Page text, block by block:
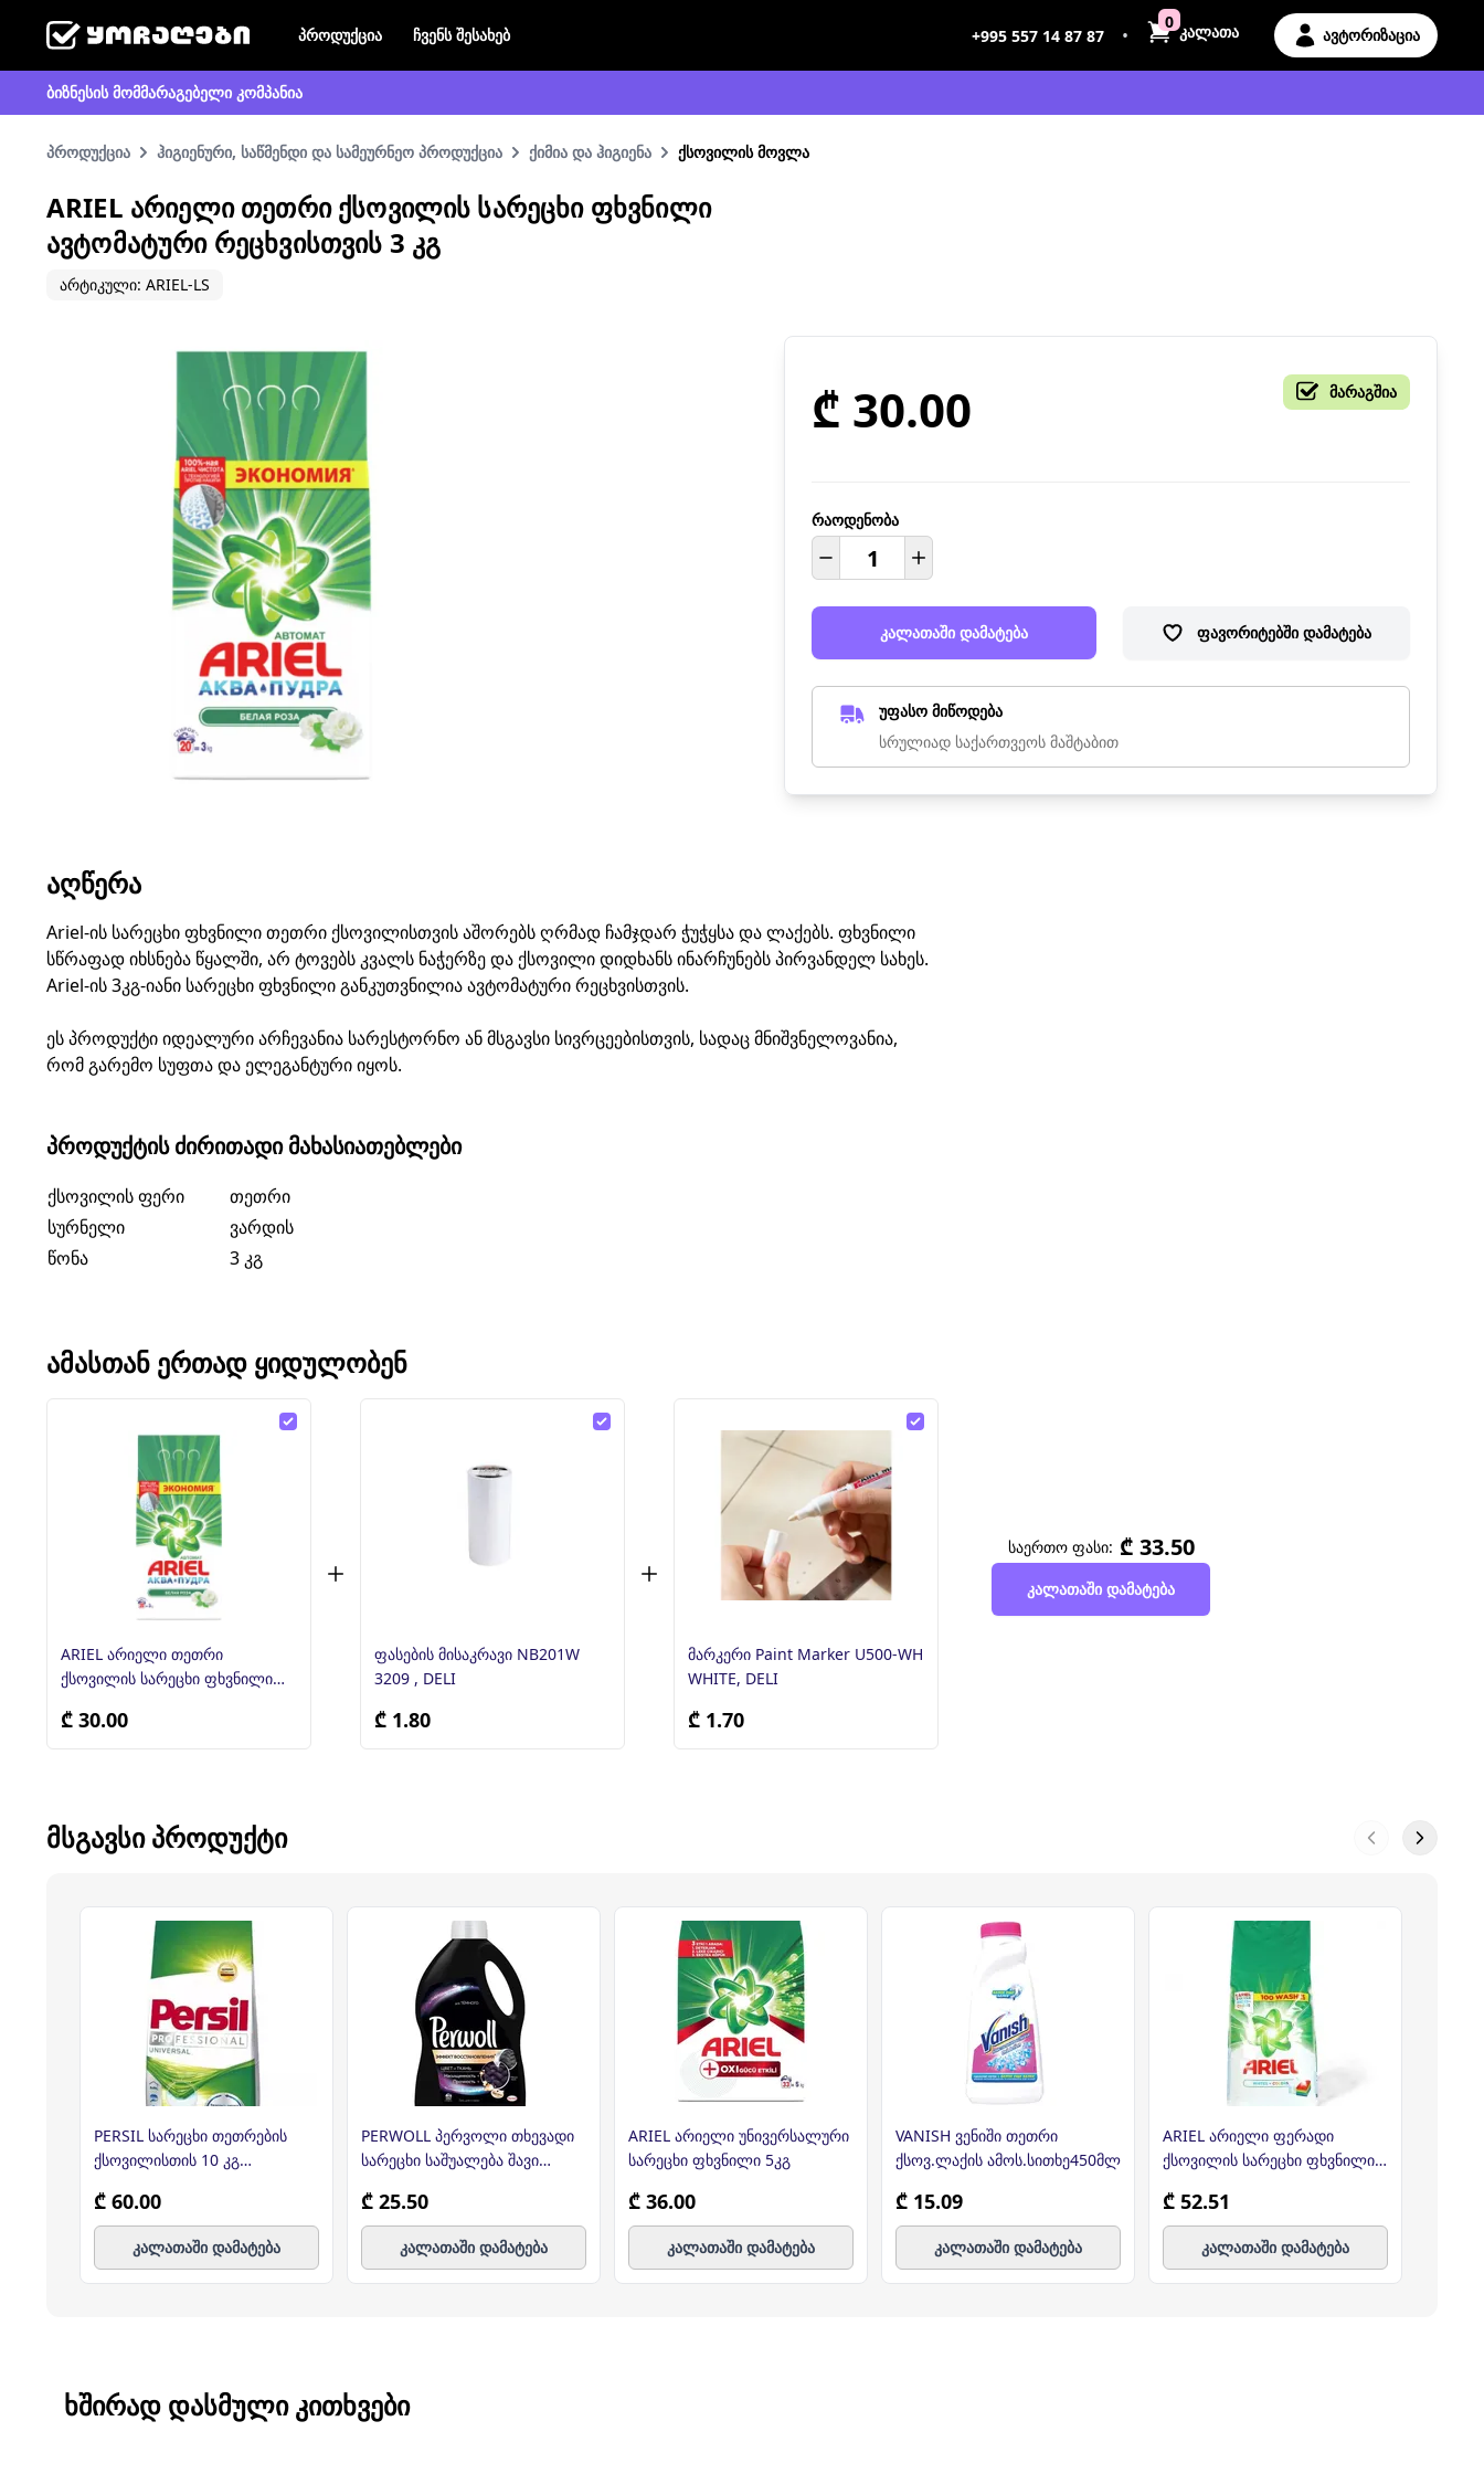
პროდუქცია ჩვენს შესახებ +995 557 14 87 87 •
0 კალათა ავტორიზაცია
ბიზნესის მომმარაგებელი კომპანია
პროდუქცია ჰიგიენური, საწმენდი და სამეურნეო პროდუქცია ქიმია და ჰიგიენა ქსოვილის მოვლა
ARIEL ᲐᲠᲘᲔᲚᲘ ᲗᲔᲗᲠᲘ ᲥᲡᲝᲕᲘᲚᲘᲡ ᲡᲐᲠᲔᲪᲮᲘ ᲤᲮᲕᲜᲘᲚᲘ
ᲐᲕᲢᲝᲛᲐᲢᲣᲠᲘ ᲠᲔᲪᲮᲕᲘᲡᲗᲕᲘᲡ 3 ᲙᲒ
არტიკული: ARIEL-LS
₾ 30.00 მარაგშია
რაოდენობა
კალათაში დამატება ფავორიტებში დამატება
უფასო მიწოდება
სრულიად საქართვეოს მაშტაბით
ᲐᲦᲬᲔᲠᲐ
Ariel-ის სარეცხი ფხვნილი თეთრი ქსოვილისთვის აშორებს ღრმად ჩამჯდარ ჭუჭყსა და ლაქებს. ფხვნილი
სწრაფად იხსნება წყალში, არ ტოვებს კვალს ნაჭერზე და ქსოვილი დიდხანს ინარჩუნებს პირვანდელ სახეს.
Ariel-ის 3კგ-იანი სარეცხი ფხვნილი განკუთვნილია ავტომატური რეცხვისთვის.
ეს პროდუქტი იდეალური არჩევანია სარესტორნო ან მსგავსი სივრცეებისთვის, სადაც მნიშვნელოვანია,
რომ გარემო სუფთა და ელეგანტური იყოს.
ᲞᲠᲝᲓᲣᲥᲢᲘᲡ ᲫᲘᲠᲘᲗᲐᲓᲘ ᲛᲐᲮᲐᲡᲘᲐᲗᲔᲑᲚᲔᲑᲘ
ქსოვილის ფერი
თეთრი
სურნელი
ვარდის
წონა
3 კგ
ᲐᲛᲐᲡᲗᲐᲜ ᲔᲠᲗᲐᲓ ᲧᲘᲓᲣᲚᲝᲑᲔᲜ
ARIEL არიელი თეთრი
ქსოვილის სარეცხი ფხვნილი
₾ 30.00
ფასების მისაკრავი NB201W
3209 , DELI
₾ 1.80
მარკერი Paint Marker U500-WH
WHITE, DELI
₾ 1.70
საერთო ფასი: ₾ 33.50
კალათაში დამატება
ᲛᲡᲒᲐᲕᲡᲘ ᲞᲠᲝᲓᲣᲥᲢᲘ
PERSIL სარეცხი თეთრების
ქსოვილისთის 10 კგ
₾ 60.00
კალათაში დამატება
PERWOLL პერვოლი თხევადი
სარეცხი საშუალება შავი
₾ 25.50
კალათაში დამატება
ARIEL არიელი უნივერსალური
სარეცხი ფხვნილი 5კგ
₾ 36.00
კალათაში დამატება
VANISH ვენიში თეთრი
ქსოვ.ლაქის ამოს.სითხე450მლ
₾ 15.09
კალათაში დამატება
ARIEL არიელი ფერადი
ქსოვილის სარეცხი ფხვნილი
₾ 52.51
კალათაში დამატება
ᲮᲨᲘᲠᲐᲓ ᲓᲐᲡᲛᲣᲚᲘ ᲙᲘᲗᲮᲕᲔᲑᲘ